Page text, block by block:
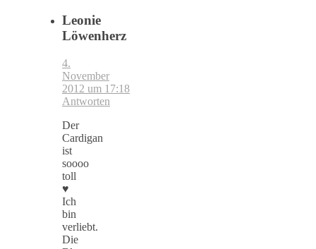
Leonie
Löwenherz
4.
November
2012 um 17:18
Antworten
Der
Cardigan
ist
soooo
toll
♥
Ich
bin
verliebt.
Die